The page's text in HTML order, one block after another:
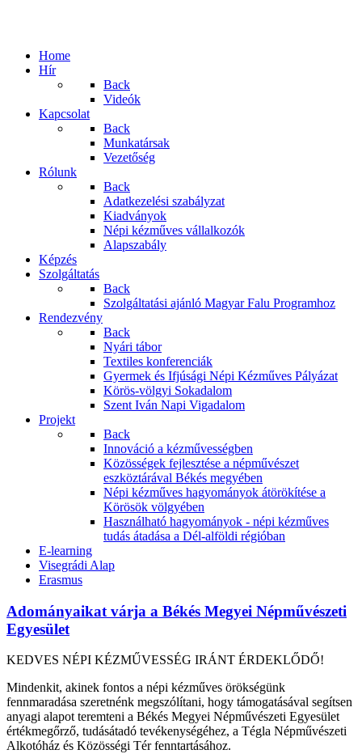
Home
Hír
Back
Videók
Kapcsolat
Back
Munkatársak
Vezetőség
Rólunk
Back
Adatkezelési szabályzat
Kiadványok
Népi kézműves vállalkozók
Alapszabály
Képzés
Szolgáltatás
Back
Szolgáltatási ajánló Magyar Falu Programhoz
Rendezvény
Back
Nyári tábor
Textiles konferenciák
Gyermek és Ifjúsági Népi Kézműves Pályázat
Körös-völgyi Sokadalom
Szent Iván Napi Vigadalom
Projekt
Back
Innováció a kézművességben
Közösségek fejlesztése a népművészet
eszköztárával Békés megyében
Népi kézműves hagyományok átörökítése a
Körösök völgyében
Használható hagyományok - népi kézműves
tudás átadása a Dél-alföldi régióban
E-learning
Visegrádi Alap
Erasmus
Adományaikat várja a Békés Megyei Népművészeti
Egyesület
KEDVES NÉPI KÉZMŰVESSÉG IRÁNT ÉRDEKLŐDŐ!
Mindenkit, akinek fontos a népi kézműves örökségünk
fennmaradása szeretnénk megszólítani, hogy támogatásával segítsen
anyagi alapot teremteni a Békés Megyei Népművészeti Egyesület
értékmegőrző, tudásátadó tevékenységéhez, a Tégla Népművészeti
Alkotóház és Közösségi Tér fenntartásához.